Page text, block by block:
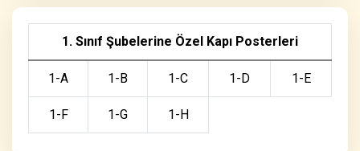
1. Sınıf Şubelerine Özel Kapı Posterleri
1-A 1-B 1-C 1-D 1-E
1-F 1-G 1-H